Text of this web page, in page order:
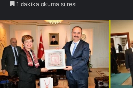
1 dakika okuma süresi